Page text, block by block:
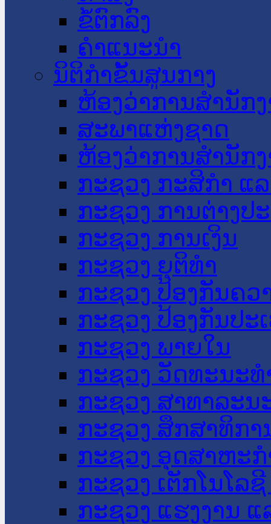
ຂໍ້ຕົກລົງ
ຄໍາແນະນໍາ
ນິຕິກໍາຂັ້ນສູນກາງ
ຫ້ອງວ່າການສໍານັກ
ສະພາແຫ່ງຊາດ
ຫ້ອງວ່າການສຳນັກ
ກະຊວງ ກະສິກຳ ແ
ກະຊວງ ການຕ່າງປ
ກະຊວງ ການເງິນ
ກະຊວງ ຍຸຕິທໍາ
ກະຊວງ ປ້ອງກັນຄວ
ກະຊວງ ປ້ອງກັນປະ
ກະຊວງ ພາຍໃນ
ກະຊວງ ວັດທະນະ
ກະຊວງ ສາທາລະນ
ກະຊວງ ສຶກສາທິກາ
ກະຊວງ ອຸດສາຫະ
ກະຊວງ ເຕັກໂນໂລ
ກະຊວງ ແຮງງານ